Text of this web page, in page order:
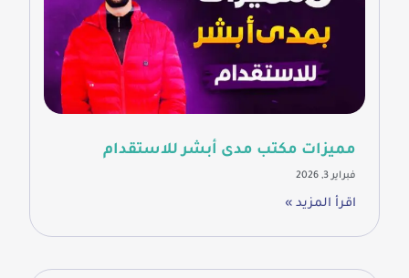
مميزات مكتب مدى أبشر للاستقدام
فبراير 3, 2026
اقرأ المزيد »